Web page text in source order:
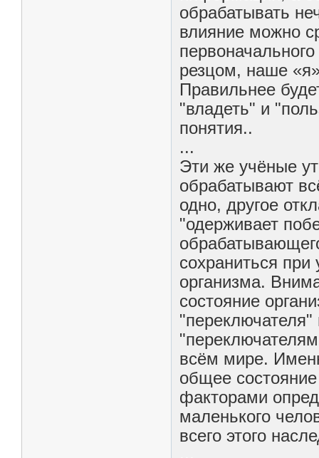
обрабатывать
влияние можно
резцом, наше
Правильнее
"владеть" и
понятия..
...
Эти же учёные
обрабатывают
одно, другое
"одерживает
сохраниться
организма.
состояние
всём мире.
общее
факторами
маленького
всего этого